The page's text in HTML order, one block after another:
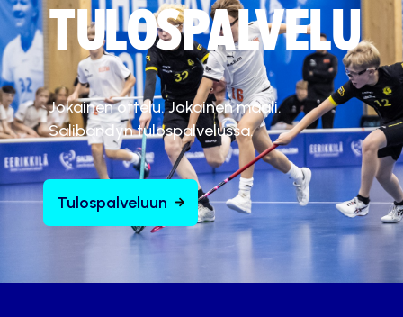
TULOSPALVELU
Jokainen ottelu. Jokainen maali.
Salibandyn tulospalvelussa.
Tulospalveluun